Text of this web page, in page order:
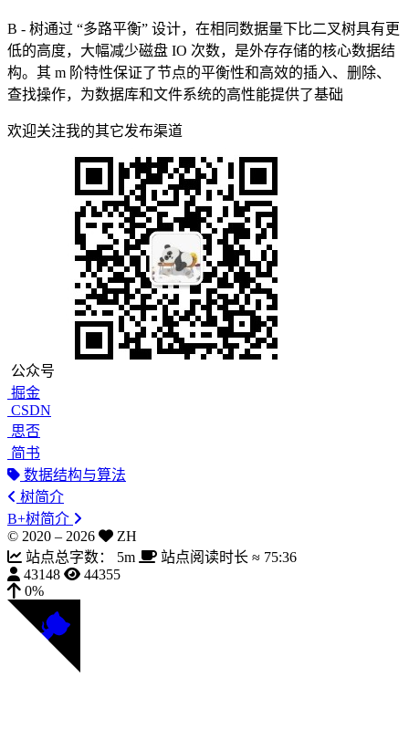
B - 树通过 “多路平衡” 设计，在相同数据量下比二叉树具有更
低的高度，大幅减少磁盘 IO 次数，是外存存储的核心数据结
构。其 m 阶特性保证了节点的平衡性和高效的插入、删除、
查找操作，为数据库和文件系统的高性能提供了基础
欢迎关注我的其它发布渠道
公众号
掘金
CSDN
思否
简书
数据结构与算法
树简介
B+树简介
© 2020 – 2026
ZH
站点总字数：
5m 站点阅读时长 ≈ 75:36
43148
44355
0%